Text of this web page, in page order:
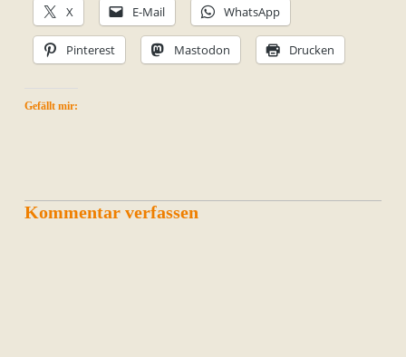
X E-Mail WhatsApp
Pinterest Mastodon Drucken
Gefällt mir:
Kommentar verfassen